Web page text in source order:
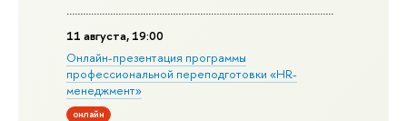
11 августа, 19:00
Онлайн-презентация программы
профессиональной переподготовки «HR-
менеджмент»
онлайн